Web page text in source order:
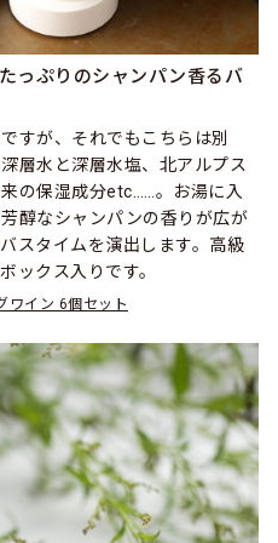
っぷりのシャンパン香るバ
すが、それでもこちらは別
層水と深層水塩、北アルプス
の保湿成分etc……。お湯に入
醇なシャンパンの香りが広が
スタイムを演出します。高級
ックス入りです。
ワイン 6個セット